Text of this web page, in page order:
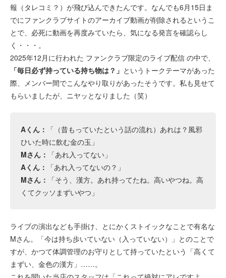
報（タレコミ？）が飛び込んできたんです。なんでも6月15日ま
でにファンクラブサイトのアーカイブ動画が削除されるというこ
とで、必死に動画を再度みていたら、気になる発言を確認らし
く・・・。
2025年12月に行われた ファンクラブ限定のライブ配信 の中で、
「毎日必ず持っている持ち物は？」 というトークテーマがあった
際、メンバー間でこんなやり取りがあったそうです。私も見せて
もらいましたが、ニヤッとなりました（笑）
Aくん：
「（昔もっていたという話の流れ）あれは？風邪
ひいた時に飲む金の玉」
Mさん：
「あれ入ってない」
Aくん：
「あれ入ってないの？」
Mさん：
「そう、漢方。あれ持ってたね。高いやつね。高
くてクッソまずいやつ」
ライブの演出なども手掛け、とにかくストイックなことで有名な
Mさん。「今は持ち歩いていない（入っていない）」とのことで
すが、かつて体調管理のお守りとして持っていたという「高くて
まずい、金色の漢方」……。